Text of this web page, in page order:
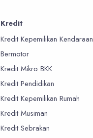
Kredit
Kredit Kepemilikan Kendaraan
Bermotor
Kredit Mikro BKK
Kredit Pendidikan
Kredit Kepemilikan Rumah
Kredit Musiman
Kredit Sebrakan